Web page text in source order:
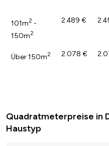
101m2 -
150m2
2.489 €
Über 150m2 2.078 €
Quadratmeterpreise in
Haustyp